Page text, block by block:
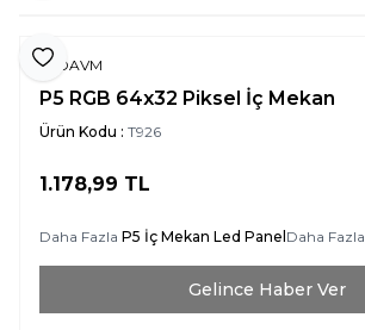
Favoriye Ekle
LEDAVM
P5 RGB 64x32 Piksel İç Mekan
Ürün Kodu : T926
1.178,99 TL
Daha Fazla P5 İç Mekan Led Panel Daha Fazla
Gelince Haber Ver